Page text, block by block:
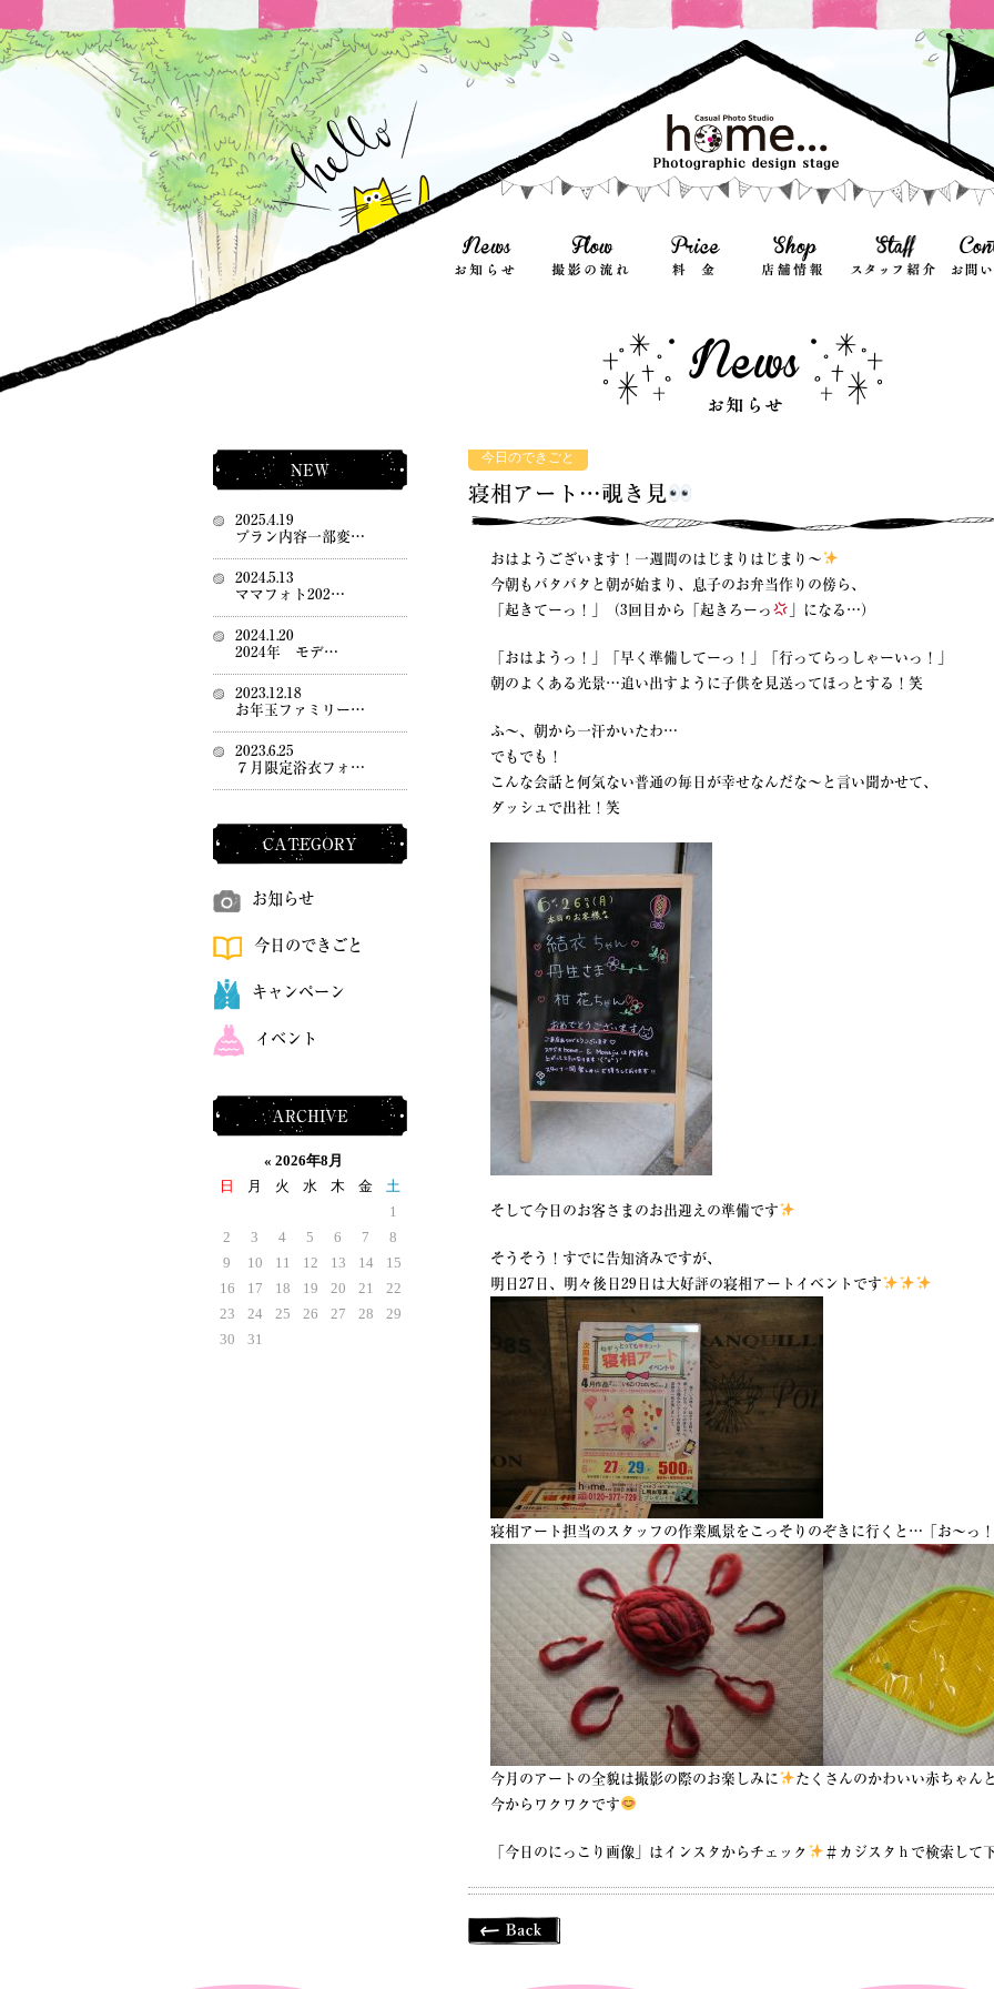
今日のできごと
寝相アート…覗き見
おはようございます！一週間のはじまりはじまり〜
今朝もバタバタと朝が始まり、息子のお弁当作りの傍ら、
「起きてーっ！」（3回目から「起きろーっ
」になる…）
「おはようっ！」「早く準備してーっ！」「行ってらっしゃーいっ！」
朝のよくある光景…追い出すように子供を見送ってほっとする！笑
ふ〜、朝から一汗かいたわ…
でもでも！
こんな会話と何気ない普通の毎日が幸せなんだな〜と言い聞かせて、
ダッシュで出社！笑
そして今日のお客さまのお出迎えの準備です
そうそう！すでに告知済みですが、
明日27日、明々後日29日は大好評の寝相アートイベントです
寝相アート担当のスタッフの作業風景をこっそりのぞきに行くと…「お〜っ
今月のアートの全貌は撮影の際のお楽しみに
たくさんのかわいい赤ちゃん
今からワクワクです
「今日のにっこり画像」はインスタからチェック ＃カジスタｈで検索して
NEW
2025.4.19
プラン内容一部変…
2024.5.13
ママフォト202…
2024.1.20
2024年 モデ…
2023.12.18
お年玉ファミリー…
2023.6.25
７月限定浴衣フォ…
CATEGORY
お知らせ
今日のできごと
キャンペーン
イベント
ARCHIVE
« 2026年8月
日
月 火 水 木 金
土
1
2
3 4 5 6 7
8
9
10 11 12 13 14
15
16
17 18 19 20 21
22
23
24 25 26 27 28
29
30
31